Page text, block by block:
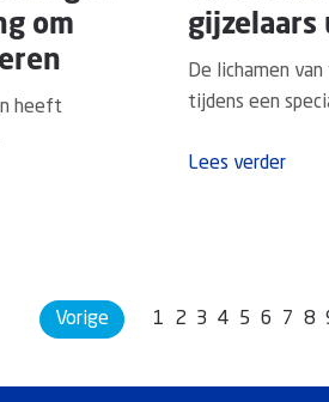
om
heeft
gijzelaars
De lichamen
tijdens een
Lees verder
Vorige 1 2 3 4 5 6 7 8